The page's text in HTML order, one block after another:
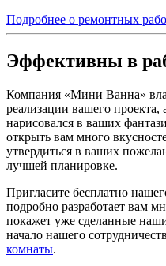
Подробнее о ремонтных
Эффективны в
Компания «Мини Ванна»
реализации вашего проекта,
нарисовался в ваших
открыть вам много
утвердиться в ваших
лучшей планировке.
Пригласите бесплатно
подробно разработает вам
покажет уже сделанные
начало нашего
комнаты.